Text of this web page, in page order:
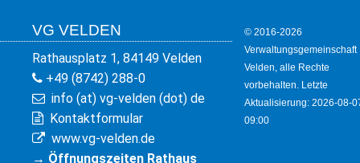
VG VELDEN
Rathausplatz 1, 84149 Velden
+49 (8742) 288-0
info (at) vg-velden (dot) de
Kontaktformular
www.vg-velden.de
→ Öffnungszeiten Rathaus
© 2016-2026
Verwaltungsgemeinschaft
Velden, alle Rechte
vorbehalten. Letzte
Aktualisierung: 2026-08-
09:00